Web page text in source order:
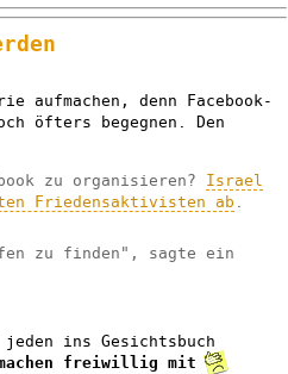
denn Facebook-
öfters begegnen. Den
zu organisieren? Israel
Friedensaktivisten ab
zu finden", sagte ein
ins Gesichtsbuch
freiwillig mit